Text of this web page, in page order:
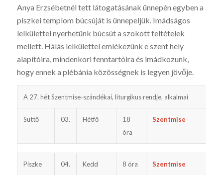
Anya Erzsébetnél tett látogatásának ünnepén egyben a
piszkei templom búcsúját is ünnepeljük. Imádságos
lelkülettel nyerhetünk búcsút a szokott feltételek
mellett. Hálás lelkülettel emlékezünk e szent hely
alapítóira, mindenkori fenntartóira és imádkozunk,
hogy ennek a plébánia közösségnek is legyen jövője.
A 27. hét Szentmise-szándékai, liturgikus rendje, alkalmai
Süttő 03. Hétfő
18
óra
Szentmise
Piszke 04. Kedd 8 óra Szentmise